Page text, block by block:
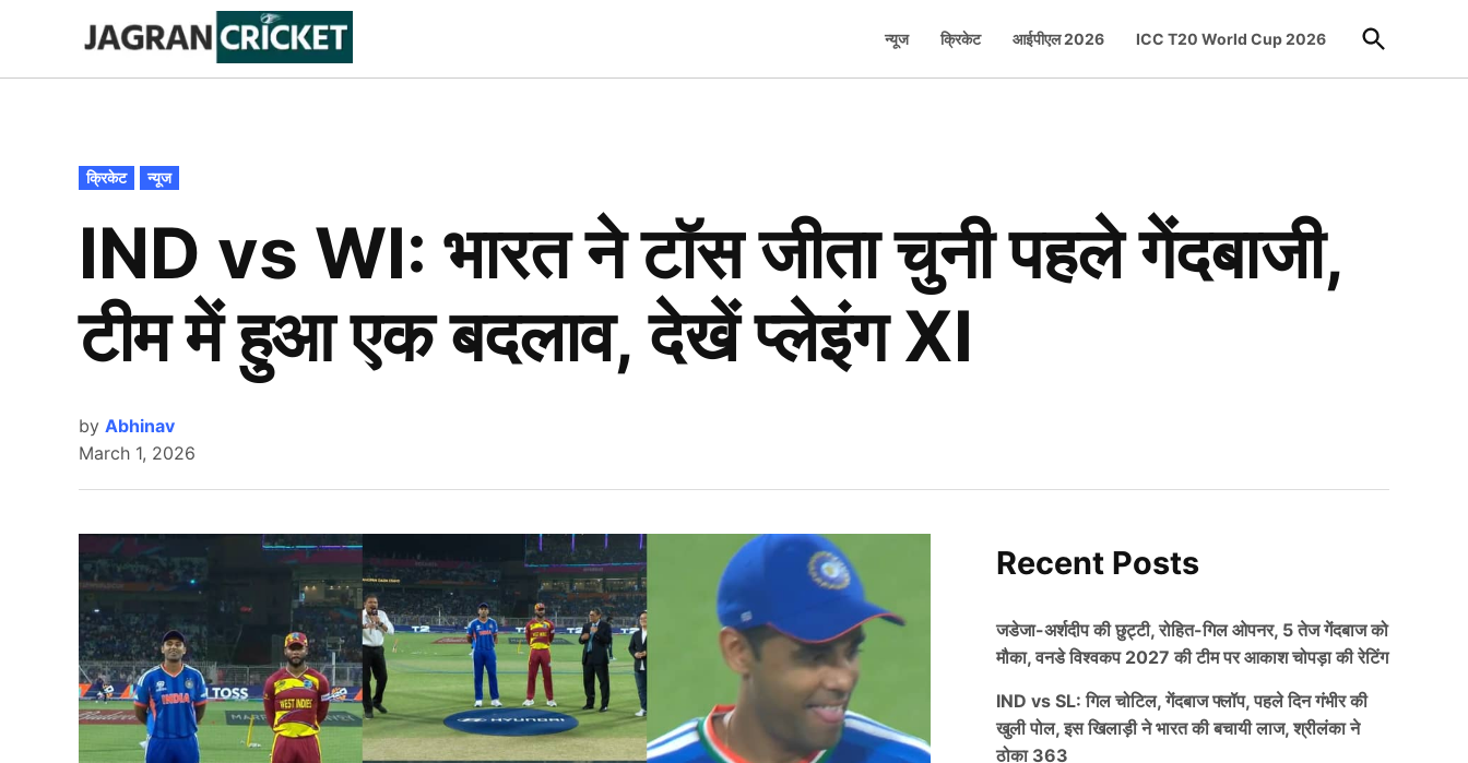
content
Cricket
न्यूज क्रिकेट आईपीएल 2026 ICC T20 World Cup 2026
Open
Search
POSTED
IN
क्रिकेट न्यूज
IND vs WI: भारत ने टॉस जीता चुनी पहले गेंदबाजी,
टीम में हुआ एक बदलाव, देखें प्लेइंग XI
by Abhinav
March 1, 2026
Recent Posts
जडेजा-अर्शदीप की छुट्टी, रोहित-गिल ओपनर, 5 तेज गेंदबाज को
मौका, वनडे विश्वकप 2027 की टीम पर आकाश चोपड़ा की रेटिंग
IND vs SL: गिल चोटिल, गेंदबाज फ्लॉप, पहले दिन गंभीर की
खुली पोल, इस खिलाड़ी ने भारत की बचायी लाज, श्रीलंका ने
ठोका 363